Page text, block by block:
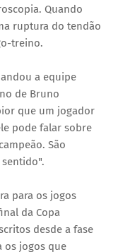
Quando
ruptura do tendão
treino.
a equipe
de Bruno
que um jogador
pode falar sobre
São
para os jogos
da Copa
desde a fase
os jogos que